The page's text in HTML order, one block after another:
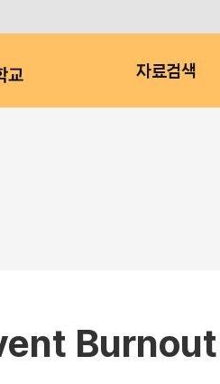
교 자료검색